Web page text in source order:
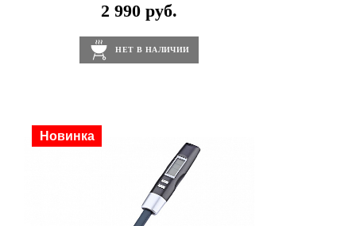
2 990 руб.
НЕТ В НАЛИЧИИ
Новинка